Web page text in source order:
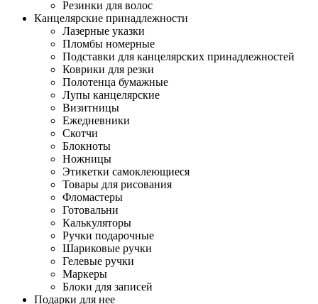
Резинки для волос
Канцелярские принадлежности
Лазерные указки
Пломбы номерные
Подставки для канцелярских принадлежностей
Коврики для резки
Полотенца бумажные
Лупы канцелярские
Визитницы
Ежедневники
Скотчи
Блокноты
Ножницы
Этикетки самоклеющиеся
Товары для рисования
Фломастеры
Готовальни
Калькуляторы
Ручки подарочные
Шариковые ручки
Гелевые ручки
Маркеры
Блоки для записей
Подарки для нее